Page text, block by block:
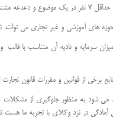
شکل می گیرند.
های آموزشی و غیر تجاری می
برخی از قوانین و مقررات قانون
می شود به منظور جلوگیری از مشکلات
در نزد وکلای با تجربه ما هست